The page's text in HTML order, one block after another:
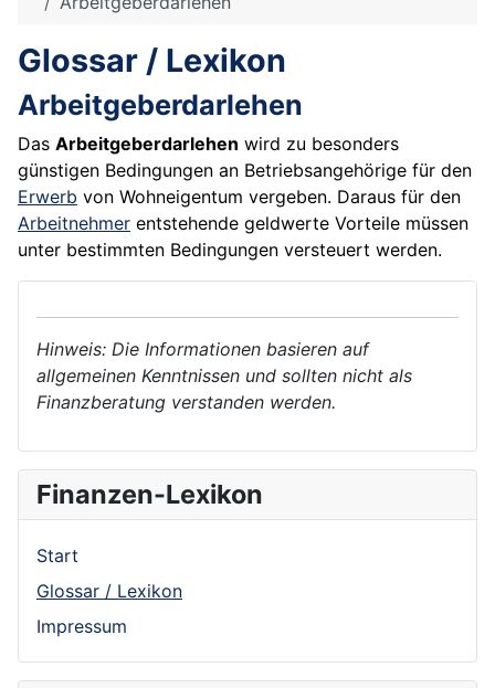
Glossar / Lexikon
Arbeitgeberdarlehen
Das Arbeitgeberdarlehen wird zu besonders
günstigen Bedingungen an Betriebsangehörige für den
Erwerb von Wohneigentum vergeben. Daraus für den
Arbeitnehmer entstehende geldwerte Vorteile müssen
unter bestimmten Bedingungen versteuert werden.
Hinweis: Die Informationen basieren auf
allgemeinen Kenntnissen und sollten nicht als
Finanzberatung verstanden werden.
Finanzen-Lexikon
Start
Glossar / Lexikon
Impressum